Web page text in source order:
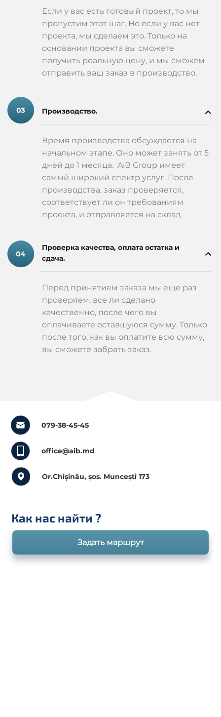
Если у вас есть готовый проект, то мы
пропустим этот шаг. Но если у вас нет
проекта, мы сделаем это. Только на
основании проекта вы сможете
получить реальную цену, и мы сможем
отправить ваш заказ в производство.
Производство.
Время производства обсуждается на
начальном этапе. Оно может занять от 5
дней до 1 месяца. AiB Group имеет
самый широкий спектр услуг. После
производства, заказ проверяется,
соответствует ли он требованиям
проекта, и отправляется на склад.
Проверка качества, оплата остатка и
сдача.
Перед принятием заказа мы еще раз
проверяем, все ли сделано
качественно, после чего вы
оплачиваете оставшуюся сумму. Только
после того, как вы оплатите всю сумму,
вы сможете забрать заказ.
079-38-45-45
office@aib.md
Or.Chișinău, șos. Muncești 173
Как нас найти ?
Задать маршрут